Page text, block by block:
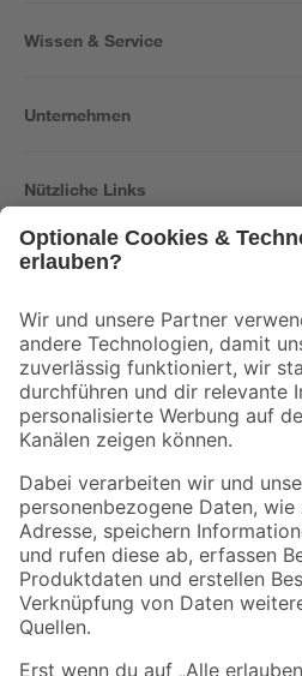
Wissen & Service
Unternehmen
Nützliche Links
Der toom Newsletter: Keine Angebote und
Zur Newsletter Anmeldung
Folge uns
Zahlungsarten
Sicher einkaufen